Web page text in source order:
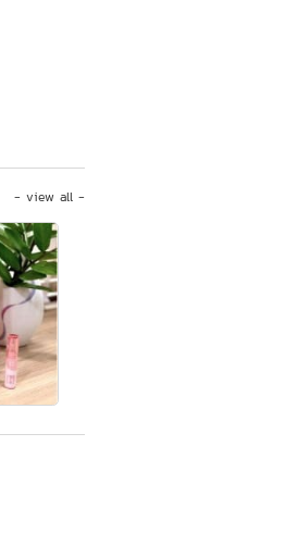
- view all -